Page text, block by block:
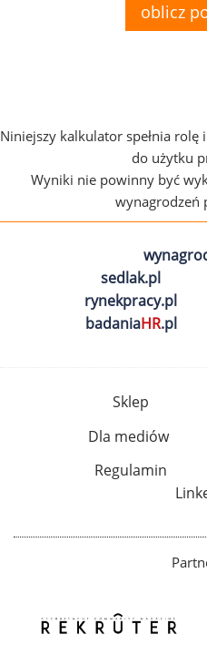
oblicz
Niniejszy kalkulator spełnia
do użytku
Wyniki nie powinny być
wynagrodzeń
sedlak.pl
rynekpracy.pl
badaniaHR.pl
Sklep
Dla mediów
Regulamin